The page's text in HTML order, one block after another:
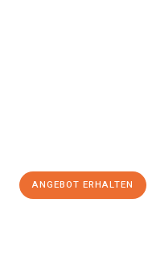
ANGEBOT ERHALTEN